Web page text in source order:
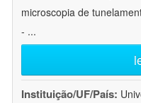
microscopia de
- ...
Instituição/UF/País: